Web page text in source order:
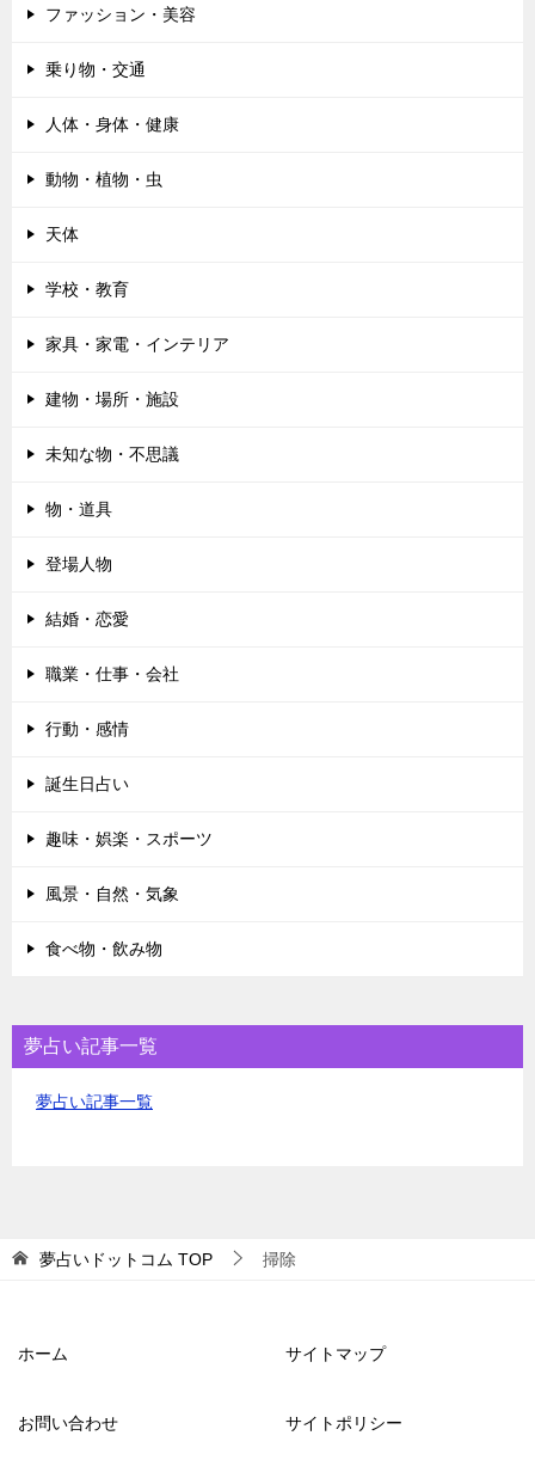
ファッション・美容
乗り物・交通
人体・身体・健康
動物・植物・虫
天体
学校・教育
家具・家電・インテリア
建物・場所・施設
未知な物・不思議
物・道具
登場人物
結婚・恋愛
職業・仕事・会社
行動・感情
誕生日占い
趣味・娯楽・スポーツ
風景・自然・気象
食べ物・飲み物
夢占い記事一覧
夢占い記事一覧
夢占いドットコム TOP 掃除
ホーム サイトマップ
お問い合わせ サイトポリシー